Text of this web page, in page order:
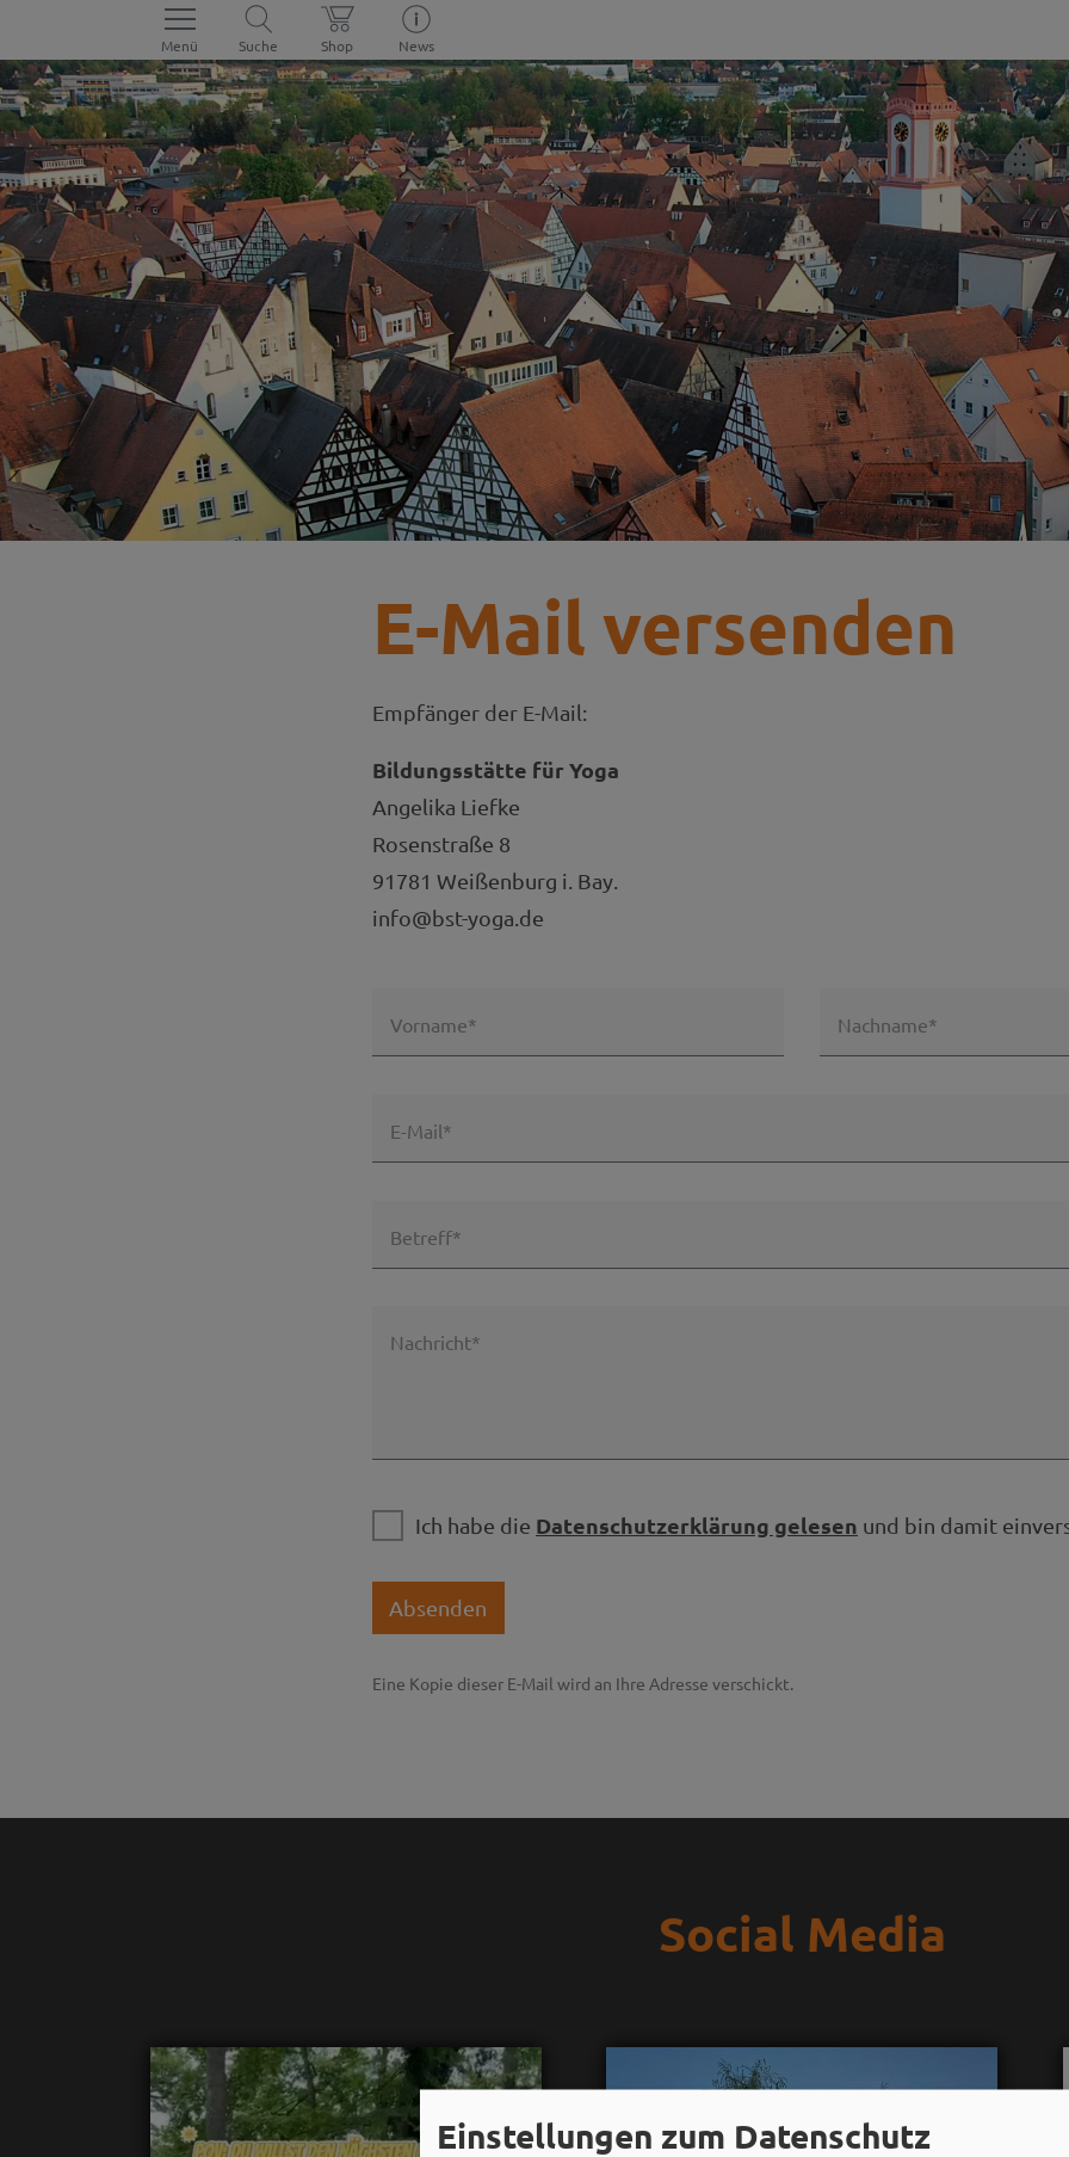
Menü Suche Shop News
E-Mail versenden
Empfänger der E-Mail:
Bildungsstätte für Yoga
Angelika Liefke
Rosenstraße 8
91781 Weißenburg i. Bay.
info@bst-yoga.de
Vorname* Nachname*
E-Mail*
Betreff*
Nachricht*
Ich habe die Datenschutzerklärung gelesen und bin damit
Absenden
Eine Kopie dieser E-Mail wird an Ihre Adresse verschickt.
Social Media
Einstellungen zum Datenschutz